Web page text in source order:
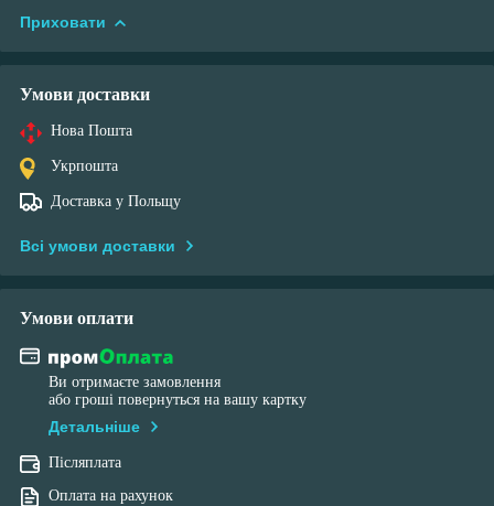
Приховати
Умови доставки
Нова Пошта
Укрпошта
Доставка у Польщу
Всі умови доставки
Умови оплати
Ви отримаєте замовлення
або гроші повернуться на вашу картку
Детальніше
Післяплата
Оплата на рахунок